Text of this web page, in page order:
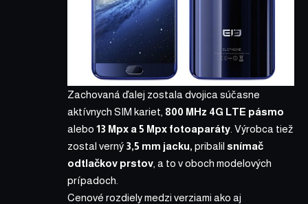
Zachovaná ďalej zostala dvojica súčasne
aktívnych SIM kariet, 800 MHz 4G LTE pásmo
alebo 13 Mpx a 5 Mpx fotoaparáty . Výrobca tiež
zostal verný 3,5 mm jacku, pribalil snímač
odtlačkov prstov , a to v oboch modelových
prípadoch.
Cenové rozdiely medzi verziami ako aj